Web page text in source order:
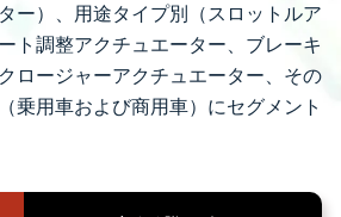
ー）、用途タイプ別（スロットルア
ト調整アクチュエーター、ブレーキ
ロージャーアクチュエーター、その
乗用車および商用車）にセグメント